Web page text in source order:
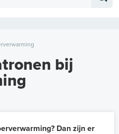
bij
Dan zijn er